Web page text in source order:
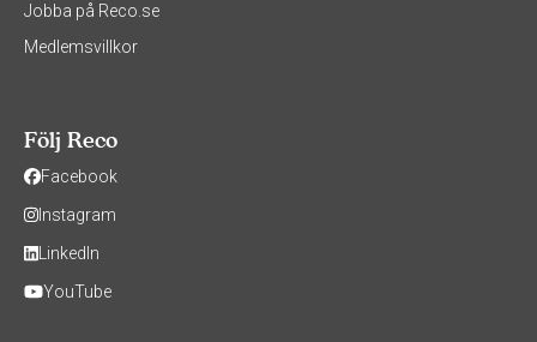
Jobba på Reco.se
Medlemsvillkor
Följ Reco
Facebook
Instagram
LinkedIn
YouTube